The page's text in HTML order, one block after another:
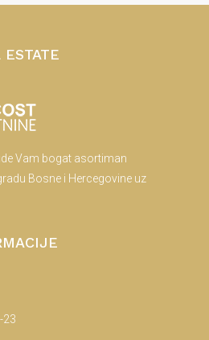
ESTATE
Vam bogat asortiman
Bosne i Hercegovine uz
23